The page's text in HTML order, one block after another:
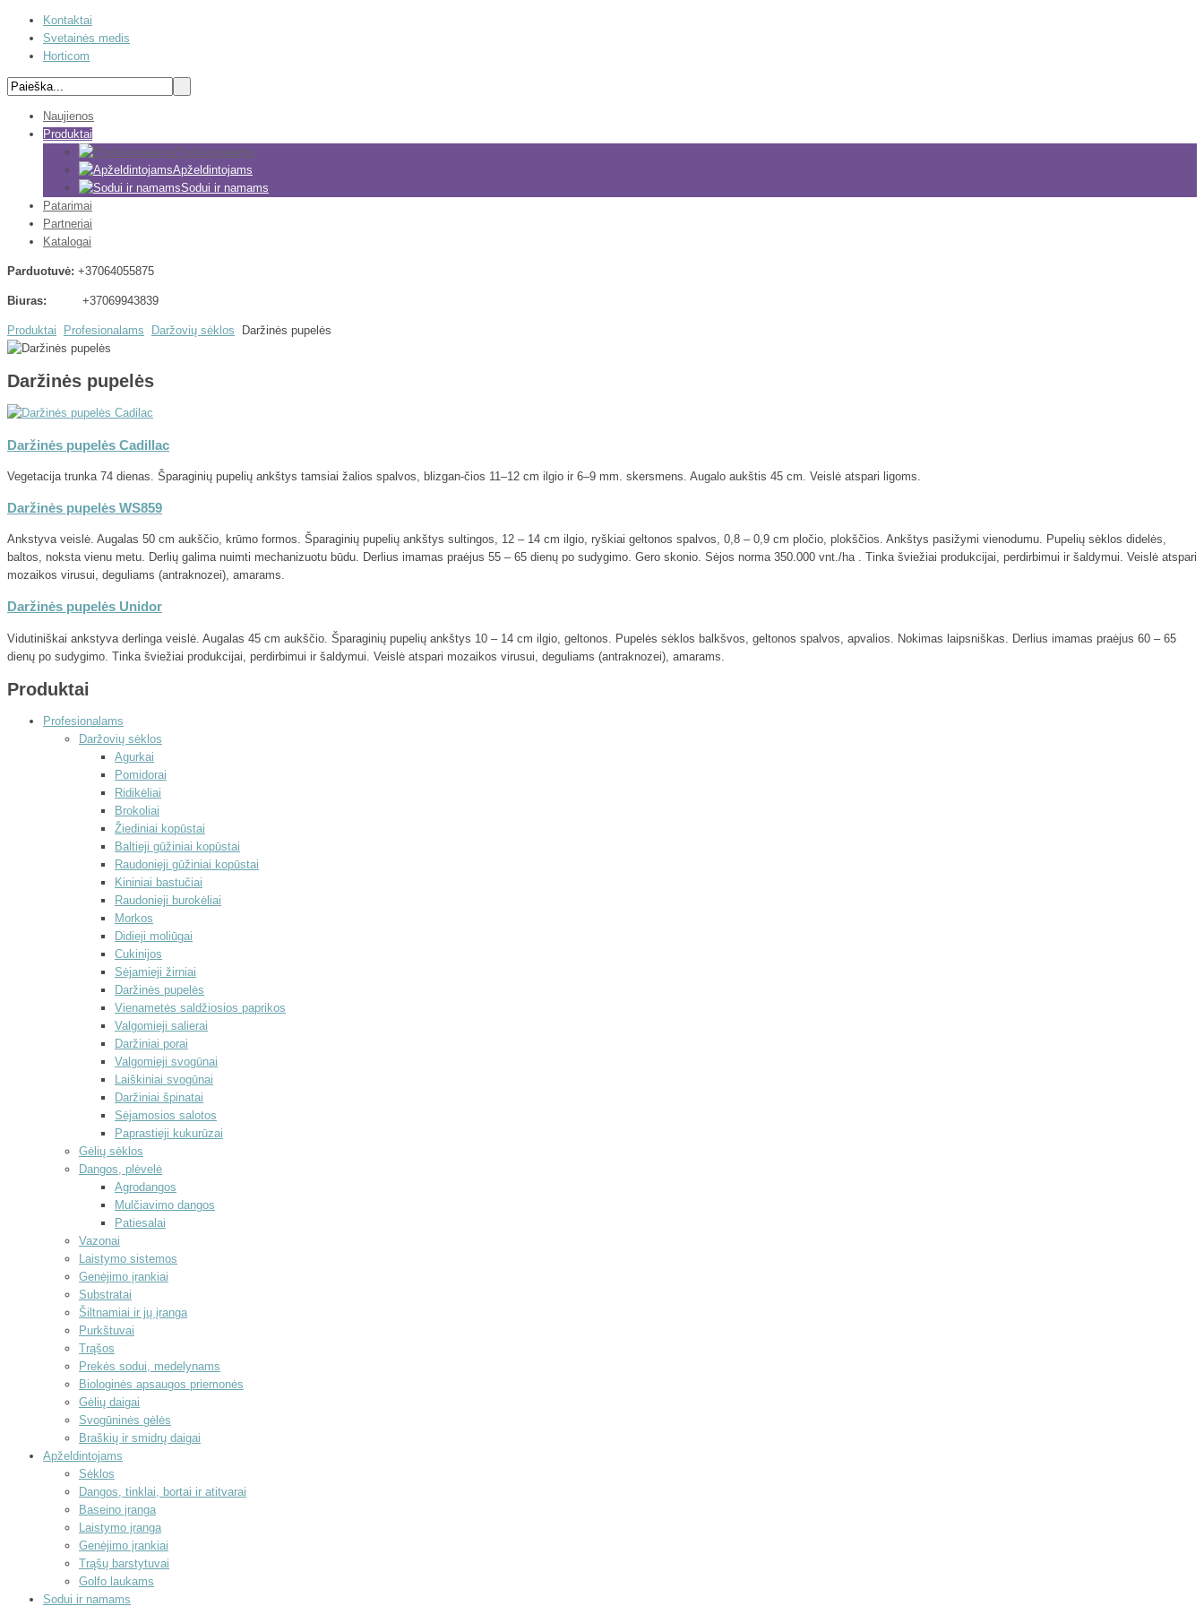
Kontaktai
Svetainės medis
Horticom
Naujienos
Produktai
Profesionalams
Apželdintojams
Sodui ir namams
Patarimai
Partneriai
Katalogai
Parduotuvė: +37064055875
Biuras: +37069943839
Produktai Profesionalams Daržovių sėklos Daržinės pupelės
Daržinės pupelės
Daržinės pupelės Cadillac
Vegetacija trunka 74 dienas. Šparaginių pupelių ankštys tamsiai žalios spalvos, blizgan-čios 11–12 cm ilgio ir 6–9 mm. skersmens. Augalo aukštis 45 cm. Veislė atspari ligoms.
Daržinės pupelės WS859
Ankstyva veislė. Augalas 50 cm aukščio, krūmo formos. Šparaginių pupelių ankštys sultingos, 12 – 14 cm ilgio, ryškiai geltonos spalvos, 0,8 – 0,9 cm pločio, plokščios. Ankštys pasižymi vienodumu. Pupelių sėklos didelės,
baltos, noksta vienu metu. Derlių galima nuimti mechanizuotu būdu. Derlius imamas praėjus 55 – 65 dienų po sudygimo. Gero skonio. Sėjos norma 350.000 vnt./ha . Tinka šviežiai produkcijai, perdirbimui ir šaldymui. Veislė atspari
mozaikos virusui, deguliams (antraknozei), amarams.
Daržinės pupelės Unidor
Vidutiniškai ankstyva derlinga veislė. Augalas 45 cm aukščio. Šparaginių pupelių ankštys 10 – 14 cm ilgio, geltonos. Pupelės sėklos balkšvos, geltonos spalvos, apvalios. Nokimas laipsniškas. Derlius imamas praėjus 60 – 65
dienų po sudygimo. Tinka šviežiai produkcijai, perdirbimui ir šaldymui. Veislė atspari mozaikos virusui, deguliams (antraknozei), amarams.
Produktai
Profesionalams
Daržovių sėklos
Agurkai
Pomidorai
Ridikėliai
Brokoliai
Žiediniai kopūstai
Baltieji gūžiniai kopūstai
Raudonieji gūžiniai kopūstai
Kininiai bastučiai
Raudonieji burokėliai
Morkos
Didieji moliūgai
Cukinijos
Sėjamieji žirniai
Daržinės pupelės
Vienametės saldžiosios paprikos
Valgomieji salierai
Daržiniai porai
Valgomieji svogūnai
Laiškiniai svogūnai
Daržiniai špinatai
Sėjamosios salotos
Paprastieji kukurūzai
Gėlių sėklos
Dangos, plėvelė
Agrodangos
Mulčiavimo dangos
Patiesalai
Vazonai
Laistymo sistemos
Genėjimo įrankiai
Substratai
Šiltnamiai ir jų įranga
Purkštuvai
Trąšos
Prekės sodui, medelynams
Biologinės apsaugos priemonės
Gėlių daigai
Svogūninės gėlės
Braškių ir smidrų daigai
Apželdintojams
Sėklos
Dangos, tinklai, bortai ir atitvarai
Baseino įranga
Laistymo įranga
Genėjimo įrankiai
Trąšų barstytuvai
Golfo laukams
Sodui ir namams